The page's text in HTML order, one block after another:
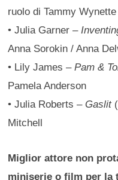
ruolo di Tammy Wynette
• Julia Garner –
Anna Sorokin / Anna
• Lily James –Pam &
Pamela Anderson
• Julia Roberts – Gaslit
Mitchell
Miglior attore non
miniserie o film per la